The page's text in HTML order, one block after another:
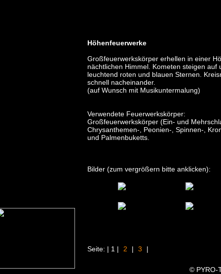
Höhenfeuerwerke
Großfeuerwerkskörper erhellen in einer
nächtlichen Himmel. Kometen steigen
leuchtend roten und blauen Sternen.
schnell nacheinander.
(auf Wunsch mit Musikuntermalung)
Verwendete Feuerwerkskörper:
Großfeuerwerkskörper (Ein- und
Chrysanthemen-, Peonien-, Spinnen-,
und Palmenbuketts.
Bilder (zum vergrößern bitte anklicken):
Seite: | 1 | 2 | 3 |
© PYRO-